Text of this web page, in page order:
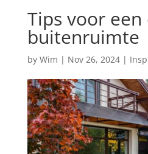
Tips voor een
buitenruimte
by Wim | Nov 26, 2024|